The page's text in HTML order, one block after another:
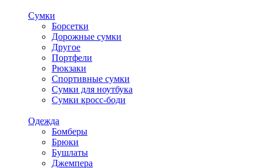
Сумки
Борсетки
Дорожные сумки
Другое
Портфели
Рюкзаки
Спортивные сумки
Сумки для ноутбука
Сумки кросс-боди
Одежда
Бомберы
Брюки
Бушлаты
Джемпера